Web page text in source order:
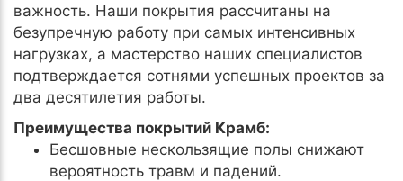
важность. Наши покрытия рассчитаны на
безупречную работу при самых интенсивных
нагрузках, а мастерство наших специалистов
подтверждается сотнями успешных проектов за
два десятилетия работы.
Преимущества покрытий Крамб:
Бесшовные нескользящие полы снижают
вероятность травм и падений.